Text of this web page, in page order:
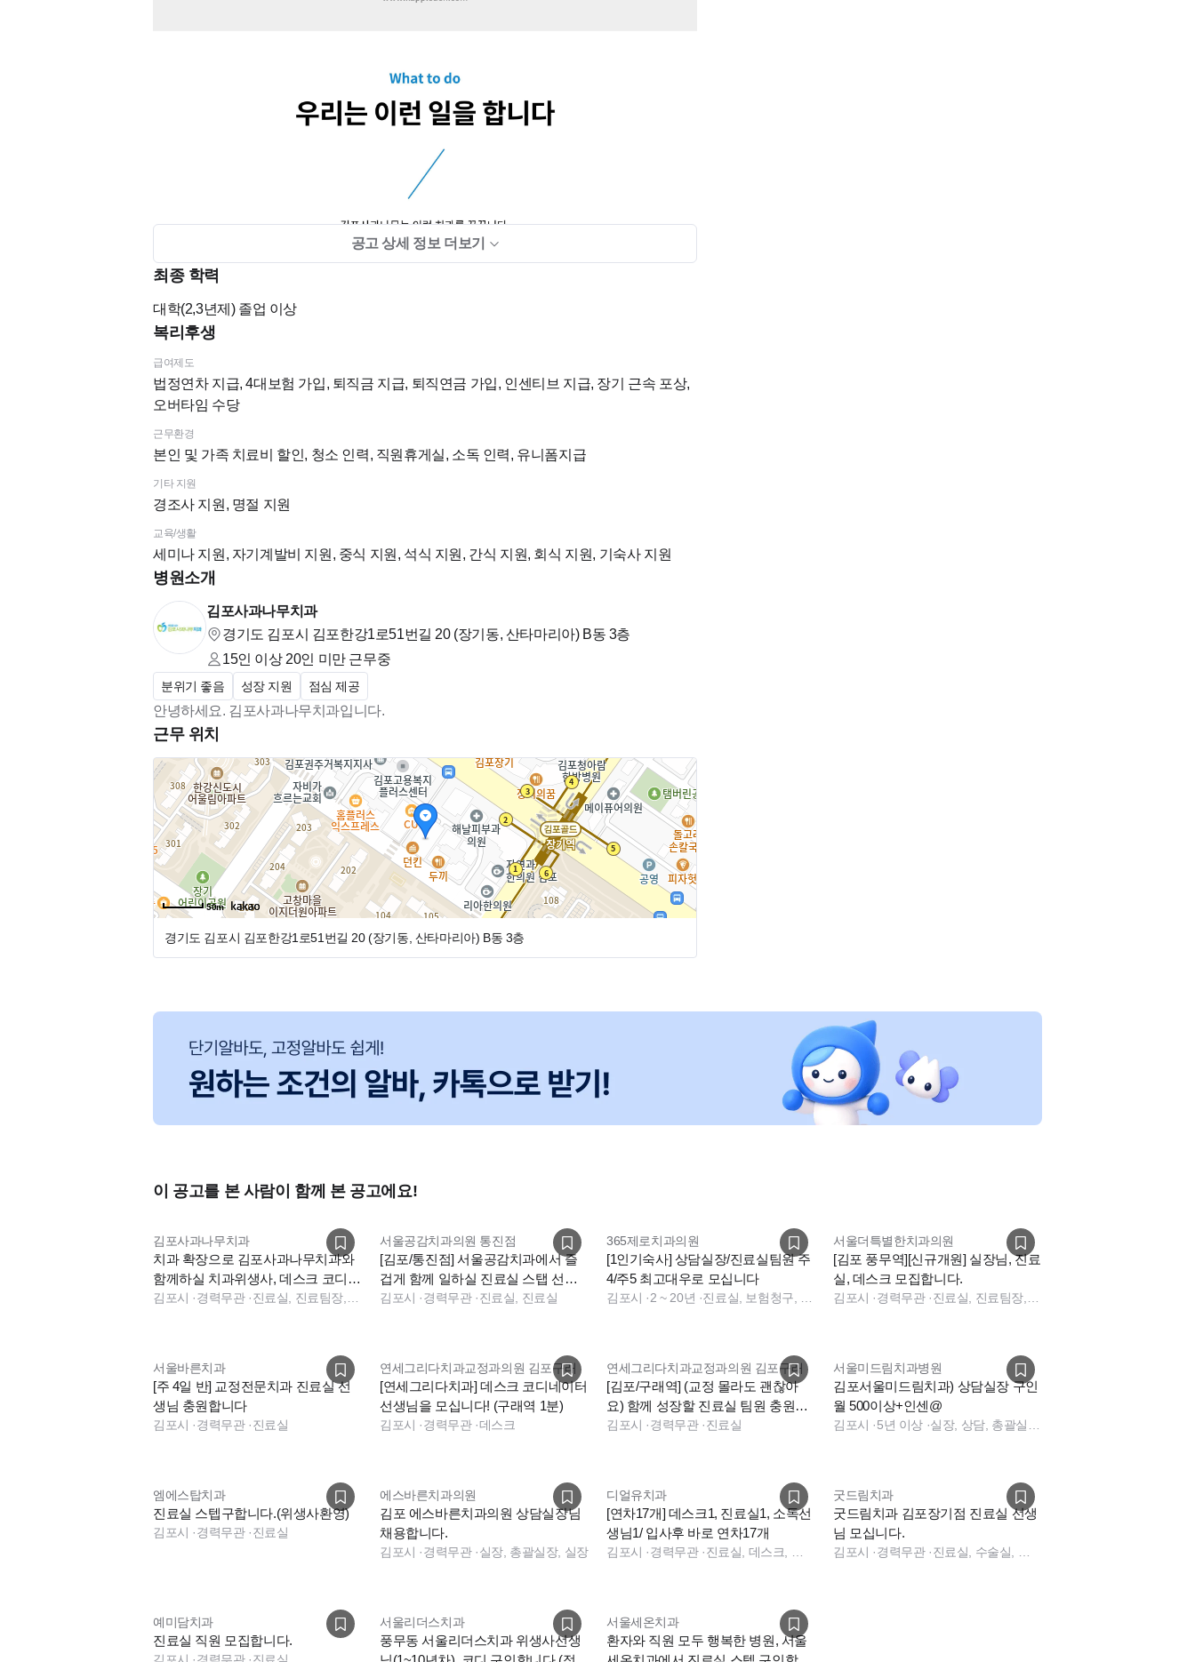
공고 상세 정보 더보기
최종 학력
대학(2,3년제)졸업 이상
복리후생
급여제도
법정연차 지급, 4대보험 가입, 퇴직금 지급, 퇴직연금 가입, 인센티브 지급, 장기 근속 포상,
오버타임 수당
근무환경
본인 및 가족 치료비 할인, 청소 인력, 직원휴게실, 소독 인력, 유니폼지급
기타 지원
경조사 지원, 명절 지원
교육/생활
세미나 지원, 자기계발비 지원, 중식 지원, 석식 지원, 간식 지원, 회식 지원, 기숙사 지원
병원소개
김포사과나무치과
경기도 김포시 김포한강1로51번길 20 (장기동, 산타마리아) B동 3층
15인 이상 20인 미만근무중
분위기 좋음 성장 지원 점심 제공
안녕하세요. 김포사과나무치과입니다.
근무 위치
50m
경기도 김포시 김포한강1로51번길 20 (장기동, 산타마리아) B동 3층
이 공고를 본 사람이 함께 본 공고에요!
김포사과나무치과
치과 확장으로 김포사과나무치과와
함께하실 치과위생사, 데스크 코디네
이터 선생님 구인합니다.
김포시 ·경력무관·
서울공감치과의원 통진점
[김포/통진점] 서울공감치과에서 즐
겁게 함께 일하실 진료실 스탭 선생
님 추가모집합니다
김포시 ·경력무관·진료실, 진료실
365제로치과의원
[1인기숙사] 상담실장/진료실팀원 주
4/주5 최고대우로 모십니다
김포시 ·2 ~ 20년 ·
서울더특별한치과의원
[김포 풍무역][신규개원] 실장님, 진료
실, 데스크 모집합니다.
김포시 ·경력무관·
서울바른치과
[주 4일 반] 교정전문치과 진료실 선
생님 충원합니다
김포시 ·경력무관·진료실
연세그리다치과교정과의원 김포구래
[연세그리다치과] 데스크 코디네이터
선생님을 모십니다! (구래역 1분)
김포시 ·경력무관·데스크
연세그리다치과교정과의원 김포구래
[김포/구래역] (교정 몰라도 괜찮아
요) 함께 성장할 진료실 팀원 충원합
니다.
김포시 ·경력무관·진료실
서울미드림치과병원
김포서울미드림치과) 상담실장 구인
월 500이상+인센@
김포시 ·5년 이상 ·
엠에스탑치과
진료실 스텝구합니다.(위생사환영)
김포시 ·경력무관·진료실
에스바른치과의원
김포 에스바른치과의원 상담실장님
채용합니다.
김포시 ·경력무관·실장, 총괄실장, 실장
디얼유치과
[연차17개] 데스크1, 진료실1, 소독선
생님1/ 입사후 바로 연차17개
김포시 ·경력무관·
굿드림치과
굿드림치과 김포장기점 진료실 선생
님 모십니다.
김포시 ·경력무관·
예미담치과
진료실 직원 모집합니다.
서울리더스치과
풍무동 서울리더스치과 위생사선생
서울세온치과
환자와 직원 모두 행복한 병원, 서울